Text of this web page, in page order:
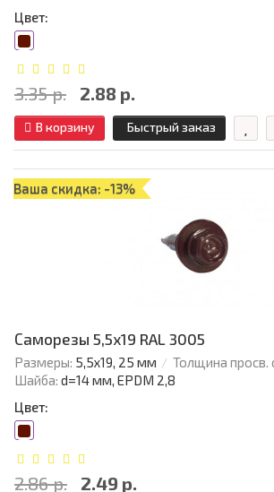
Цвет:
3.35 р. 2.88 р.
В корзину Быстрый заказ
Ваша скидка: -13%
Саморезы 5,5х19 RAL 3005
Размеры: 5,5х19, 25 мм Толщина просв.
Шайба: d=14 мм, EPDM 2,8
Цвет:
2.86 р. 2.49 р.